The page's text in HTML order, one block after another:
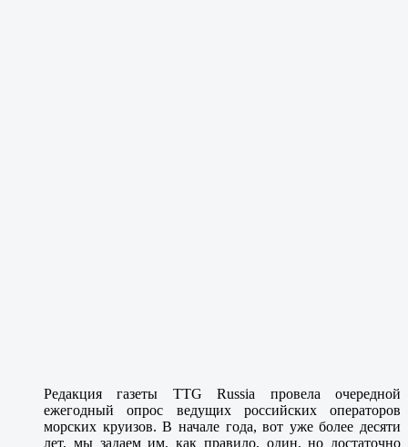
Редакция газеты TTG Russia провела очередной
ежегодный опрос ведущих российских операторов
морских круизов. В начале года, вот уже более десяти
лет, мы задаем им, как правило, один, но достаточно